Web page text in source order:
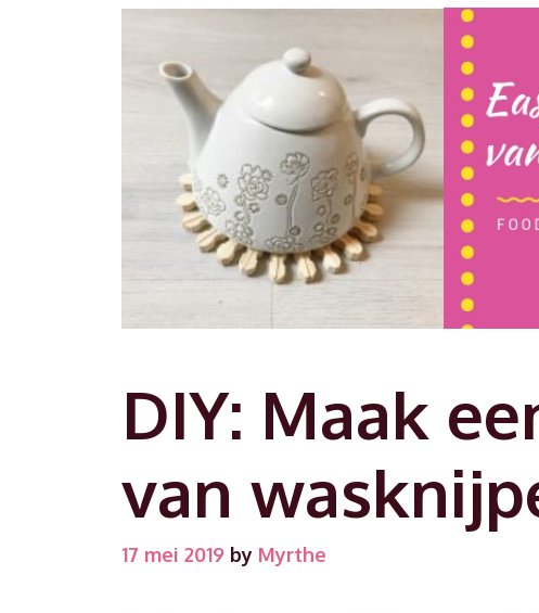
DIY: Maak
van
17 mei 2019 by Myrthe